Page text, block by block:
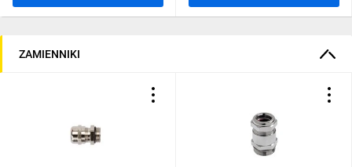
ZAMIENNIKI